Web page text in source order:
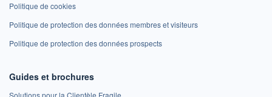
Politique de cookies
Politique de protection des données membres et visiteurs
Politique de protection des données prospects
Guides et brochures